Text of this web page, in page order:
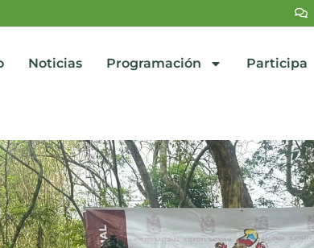
de herramientas
Noticias Programación Participa